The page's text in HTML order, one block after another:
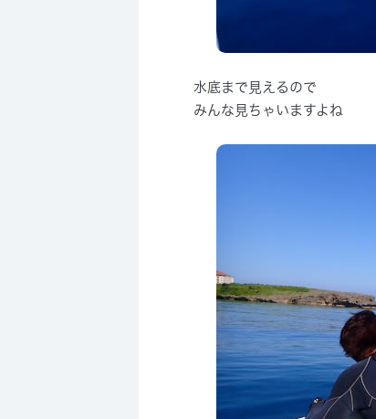
水底まで見えるので
みんな見ちゃいますよね